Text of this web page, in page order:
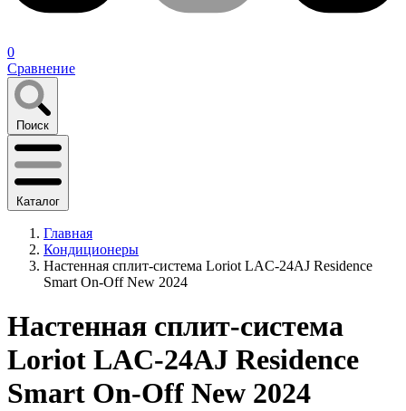
0
Сравнение
Поиск
Каталог
Главная
Кондиционеры
Настенная сплит-система Loriot LAC-24AJ Residence
Smart On-Off New 2024
Настенная сплит-система
Loriot LAC-24AJ Residence
Smart On-Off New 2024